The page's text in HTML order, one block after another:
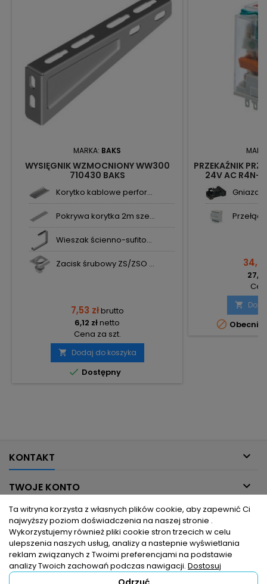
MARKA: BAKS
WYSIĘGNIK WZMOCNIONY WW300
710430 BAKS
Korytko kablowe perfor...
Pokrywa korytka 2m sze...
Wieszak ścienno-sufito...
Zacisk śrubowy ZS/ZSO ...
7,53 złbrutto
6,12 złnetto
Cena za szt.
 Dodaj do koszyka
 Dostępny
PRZEKAŹNIK
24V AC
Gniazdo


KONTAKT 
TWOJE KONTO 
INFORMACJE DLA CIEBIE 
PRODUKTY
Ta witryna korzysta z własnych plików cookie, aby zapewnić Ci
najwyższy poziom doświadczenia na naszej stronie .
Wykorzystujemy również pliki cookie stron trzecich w celu
ulepszenia naszych usług, analizy a nastepnie wyświetlania
reklam związanych z Twoimi preferencjami na podstawie
analizy Twoich zachowań podczas nawigacji. Dostosuj